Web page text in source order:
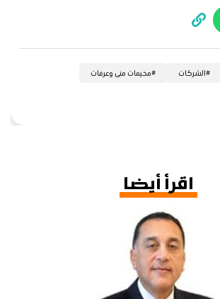
#الشركات #مخيمات منى وعرفات
اقرأ أيضا